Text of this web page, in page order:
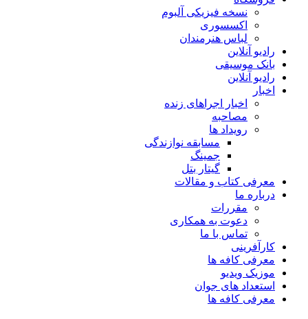
نسخه فیزیکی آلبوم
اکسسوری
لباس هنرمندان
رادیو آنلاین
بانک موسیقی
رادیو آنلاین
اخبار
اخبار اجراهای زنده
مصاحبه
رویداد ها
مسابقه نوازندگی
جمینگ
گیتار بتل
معرفی کتاب و مقالات
درباره ما
مقررات
دعوت به همکاری
تماس با ما
کارآفرینی
معرفی کافه ها
موزیک ویدیو
استعداد های جوان
معرفی کافه ها